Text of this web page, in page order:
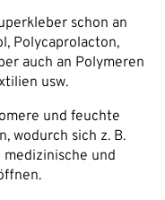
schon an
Polycaprolacton,
auch an Polymeren
usw.
und feuchte
wodurch sich z. B.
und